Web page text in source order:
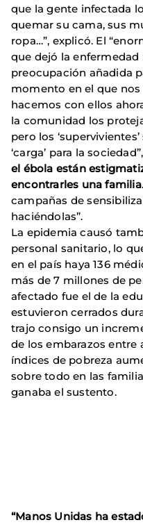
que la gente infectada
quemar su cama, sus
ropa…”, explicó. El
que dejó la
preocupación añadida
momento en el que nos
hacemos con ellos
la comunidad los
pero los
‘carga’ para la
el ébola están
encontrarles una familia
campañas de
haciéndolas”.
La epidemia causó
personal sanitario, lo
en el país haya 136
más de 7 millones de
afectado fue el de la
estuvieron cerrados
trajo consigo un
de los embarazos entre
índices de pobreza
sobre todo en las
ganaba el sustento.
“Manos Unidas ha